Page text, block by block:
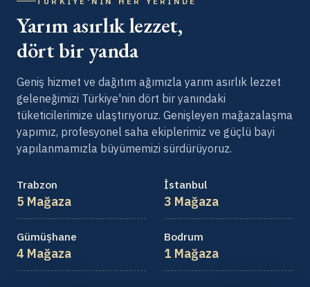
Yarım asırlık lezzet,
dört bir yanda
Geniş hizmet ve dağıtım ağımızla yarım asırlık lezzet
geleneğimizi Türkiye'nin dört bir yanındaki
tüketicilerimize ulaştırıyoruz. Genişleyen mağazalaşma
yapımız, profesyonel saha ekiplerimiz ve güçlü bayi
yapılanmamızla büyümemizi sürdürüyoruz.
Trabzon
5 Mağaza
İstanbul
3 Mağaza
Gümüşhane
4 Mağaza
Bodrum
1 Mağaza